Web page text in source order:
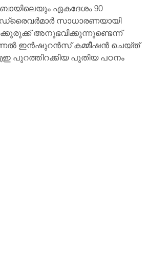
ഏകദേശം 90
ഡ്രൈവർമാർ സാധാരണയായി
അനുഭവിക്കുന്നുണ്ടെന്ന്
ഇൻഷുറൻസ് കമ്മീഷൻ ചെയ്ത്
പുറത്തിറക്കിയ പുതിയ പഠനം